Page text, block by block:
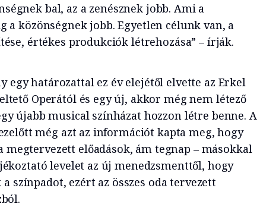
bal, az a zenésznek jobb. Ami a
a közönségnek jobb. Egyetlen célunk van, a
értékes produkciók létrehozása” – írják.
egy határozattal ez év elejétől elvette az Erkel
Operától és egy új, akkor még nem létező
újabb musical színházat hozzon létre benne. A
még azt az információt kapta meg, hogy
előadások, ám tegnap – másokkal
levelet az új menedzsmenttől, hogy
színpadot, ezért az összes oda tervezett